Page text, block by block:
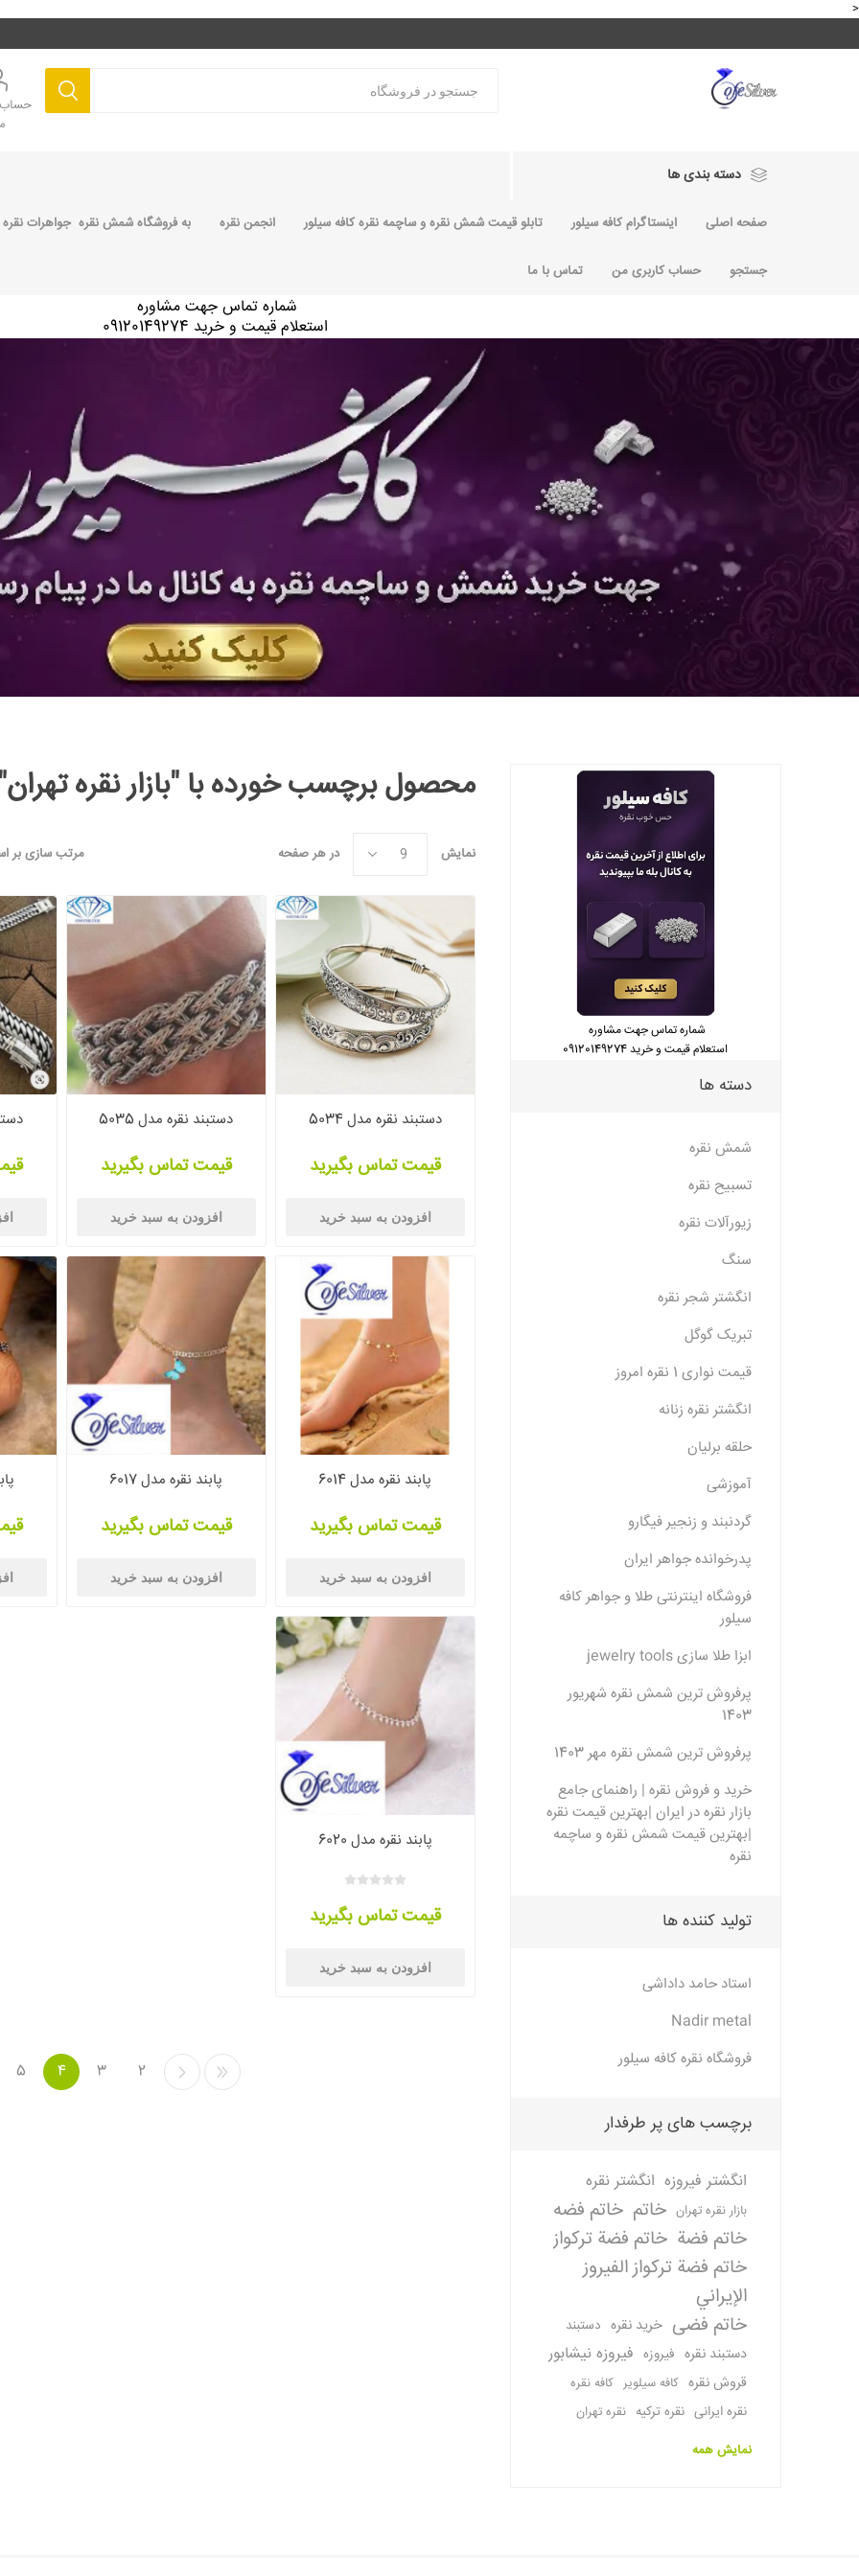
<
حساب
دسته بندی ها
صفحه اصلی اینستاگرام کافه سیلور تابلو قیمت شمش نقره و ساچمه نقره کافه سیلور انجمن نقره به فروشگاه شمش نقره جواهرات
جستجو حساب کاربری من تماس با ما
شماره تماس جهت مشاوره
استعلام قیمت و خرید 09120149274
محصول برچسب خورده با "بازار نقره
مرتب سازی بر نمایش در هر صفحه
دستبند نقره مدل 5034
قیمت تماس بگیرید
افزودن به سبد خرید
دستبند نقره مدل 5035
قیمت تماس بگیرید
افزودن به سبد خرید
پابند نقره مدل 6014
قیمت تماس بگیرید
افزودن به سبد خرید
پابند نقره مدل 6017
قیمت تماس بگیرید
افزودن به سبد خرید
پابند نقره مدل 6020
قیمت تماس بگیرید
افزودن به سبد خرید
2
3
4
5
شماره تماس جهت مشاوره
استعلام قیمت و خرید 09120149274
دسته ها
شمش نقره
تسبیح نقره
زیورآلات نقره
سنگ
انگشتر شجر نقره
تبریک گوگل
قیمت نواری 1 نقره امروز
انگشتر نقره زنانه
حلقه برلیان
آموزشی
گردنبند و زنجیر فیگارو
پدرخوانده جواهر ایران
فروشگاه اینترنتی طلا و جواهر کافه
سیلور
ابزا طلا سازی jewelry tools
پرفروش ترین شمش نقره شهریور
1403
پرفروش ترین شمش نقره مهر 1403
خرید و فروش نقره | راهنمای جامع
بازار نقره در ایران |بهترین قیمت نقره
|بهترین قیمت شمش نقره و ساچمه
نقره
تولید کننده ها
استاد حامد داداشی
Nadir metal
فروشگاه نقره کافه سیلور
برچسب های پر طرفدار
انگشتر فیروزه انگشتر نقره
بازار نقره تهران خاتم خاتم فضه
خاتم فضة خاتم فضة تركواز
خاتم فضة تركواز الفيروز
الإيراني
خاتم فضی خرید نقره دستبند
دستبند نقره فیروزه فیروزه نیشابور
قروش نقره کافه سیلویر کافه نقره
نقره ایرانی نقره ترکیه نقره تهران
نمایش همه